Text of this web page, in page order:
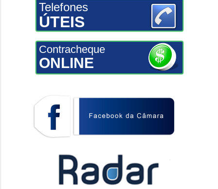
Telefones
ÚTEIS
Contracheque
ONLINE